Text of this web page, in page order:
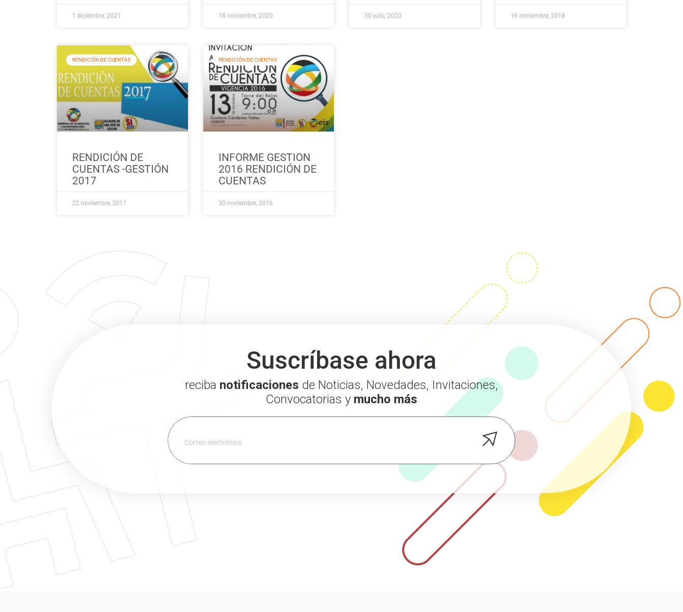
1 diciembre, 2021 18 noviembre, 2020 30 julio, 2020 16 noviembre, 2018
RENDICIÓN DE CUENTAS
RENDICIÓN DE
CUENTAS -GESTIÓN
2017
22 noviembre, 2017
RENDICIÓN DE CUENTAS
INFORME GESTION
2016 RENDICIÓN DE
CUENTAS
30 noviembre, 2016
Suscríbase ahora
reciba notificaciones de Noticias, Novedades, Invitaciones,
Convocatorias y mucho más